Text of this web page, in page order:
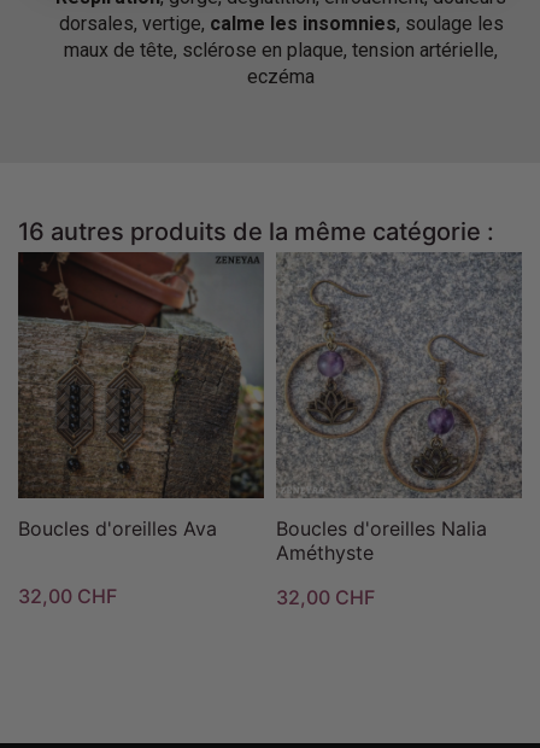
dorsales, vertige, calme les insomnies, soulage les
maux de tête, sclérose en plaque, tension artérielle,
eczéma
16 autres produits de la même catégorie :
Boucles d'oreilles Ava
32,00 CHF
Boucles d'oreilles Nalia
Améthyste
32,00 CHF